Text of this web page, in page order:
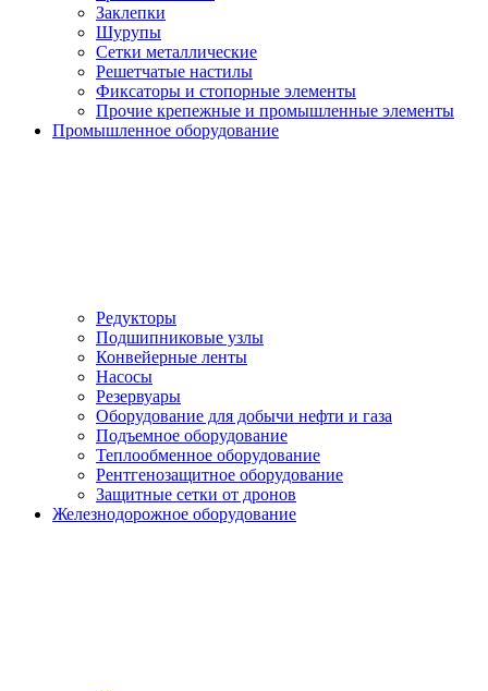
Заклепки
Шурупы
Сетки металлические
Решетчатые настилы
Фиксаторы и стопорные элементы
Прочие крепежные и промышленные элементы
Промышленное оборудование
Редукторы
Подшипниковые узлы
Конвейерные ленты
Насосы
Резервуары
Оборудование для добычи нефти и газа
Подъемное оборудование
Теплообменное оборудование
Рентгенозащитное оборудование
Защитные сетки от дронов
Железнодорожное оборудование